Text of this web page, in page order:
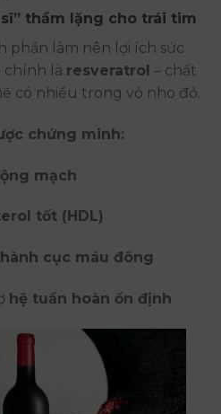
sĩ” thầm lặng cho trái tim
làm nên lợi ích sức
chính là resveratrol – chất
có nhiều trong vỏ nho đỏ.
chứng minh:
mạch
tốt (HDL)
cục máu đông
hệ tuần hoàn ổn định